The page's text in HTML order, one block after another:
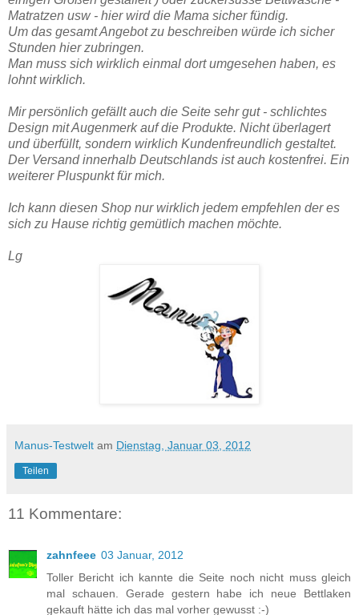
Matratzen usw - hier wird die Mama sicher fündig.
Um das gesamt Angebot zu beschreiben würde ich sicher
Stunden hier zubringen.
Man muss sich wirklich einmal dort umgesehen haben, es
lohnt wirklich.
Mir persönlich gefällt auch die Seite sehr gut - schlichtes
Design mit Augenmerk auf die Produkte. Nicht überlagert
und überfüllt, sondern wirklich Kundenfreundlich gestaltet.
Der Versand innerhalb Deutschlands ist auch kostenfrei. Ein
weiterer Pluspunkt für mich.
Ich kann diesen Shop nur wirklich jedem empfehlen der es
sich zu Hause richtig gemütlich machen möchte.
Lg
Manus-Testwelt am Dienstag, Januar 03, 2012
Teilen
11 Kommentare:
zahnfeee 03 Januar, 2012
Toller Bericht ich kannte die Seite noch nicht muss gleich
mal schauen. Gerade gestern habe ich neue Bettlaken
gekauft hätte ich das mal vorher gewusst :-)